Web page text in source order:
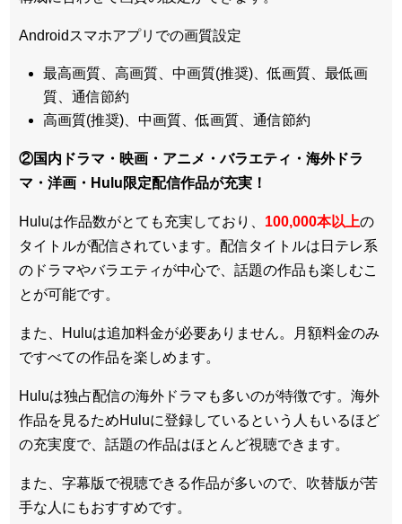
Androidスマホアプリでの画質設定
最高画質、高画質、中画質(推奨)、低画質、最低画
質、通信節約
高画質(推奨)、中画質、低画質、通信節約
②国内ドラマ・映画・アニメ・バラエティ・ 海外ドラ
マ・洋画・Hulu限定配信作品が充実！
Huluは作品数がとても充実しており、 100,000本以上の
タイトルが配信されています。配信タイトルは 日テレ系
のドラマやバラエティが中心で、話題の作品も楽しむこ
とが可能です。
また、Huluは追加料金が必要ありません。
月額料金のみ
ですべての作品を楽しめます。
Huluは独占配信の海外ドラマも多いのが特徴です。海外
作品を見るためHuluに登録しているという人もいるほど
の充実度で、話題の作品はほとんど視聴できます。
また、 字幕版で視聴できる作品が多いので、吹替版が苦
手な人にもおすすめです。